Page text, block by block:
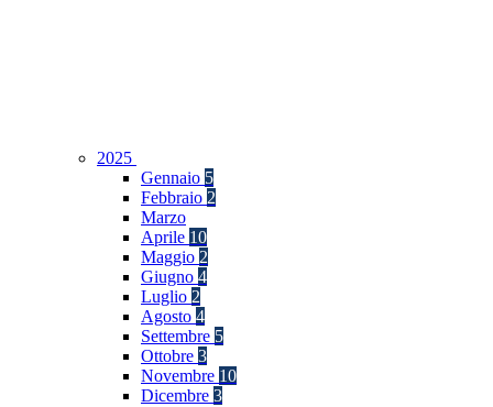
2025
Gennaio 5
Febbraio 2
Marzo
Aprile 10
Maggio 2
Giugno 4
Luglio 2
Agosto 4
Settembre 5
Ottobre 3
Novembre 10
Dicembre 3